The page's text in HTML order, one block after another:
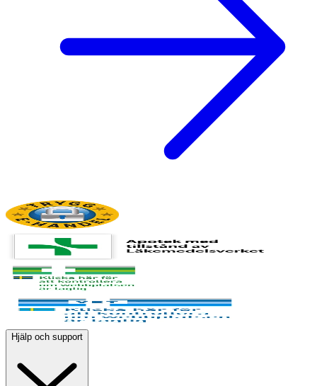
Hjälp och support